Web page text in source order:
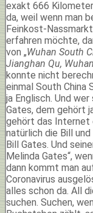
exakt 666
da, weil wenn man
Feinkost-
erfahren möchte,
von „Wuhan South
Jianghan Qu,
konnte nicht
einmal South China
ja Englisch. Und
Gates, dem gehört
gehört das Internet
natürlich die Bill
Bill Gates. Und
Melinda Gates“,
dann kommt man
Coronavirus
alles schon da. All
suchen. Suchen,